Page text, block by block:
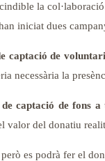
la
iniciat dues
captació de
necessària la
captació de fons
del donatiu
es podrà fer el